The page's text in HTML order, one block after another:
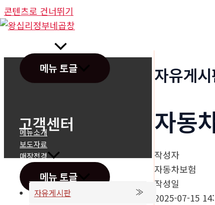
콘텐츠로 건너뛰기
메뉴 토글
메뉴소개
보도자료
매장전경
메뉴 토글
고객센터
자유게시판
자유게
자동
작성자
자동차보험
작성일
2025-07-15